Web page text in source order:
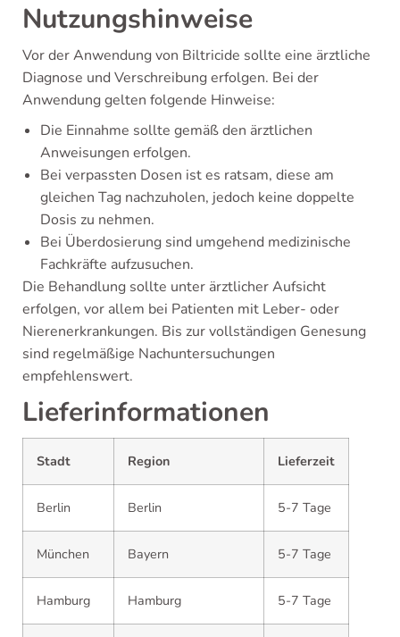
Nutzungshinweise
Vor der Anwendung von Biltricide sollte eine ärztliche
Diagnose und Verschreibung erfolgen. Bei der
Anwendung gelten folgende Hinweise:
Die Einnahme sollte gemäß den ärztlichen
Anweisungen erfolgen.
Bei verpassten Dosen ist es ratsam, diese am
gleichen Tag nachzuholen, jedoch keine doppelte
Dosis zu nehmen.
Bei Überdosierung sind umgehend medizinische
Fachkräfte aufzusuchen.
Die Behandlung sollte unter ärztlicher Aufsicht
erfolgen, vor allem bei Patienten mit Leber- oder
Nierenerkrankungen. Bis zur vollständigen Genesung
sind regelmäßige Nachuntersuchungen
empfehlenswert.
Lieferinformationen
Stadt Region Lieferzeit
Berlin Berlin 5-7 Tage
München Bayern 5-7 Tage
Hamburg Hamburg 5-7 Tage